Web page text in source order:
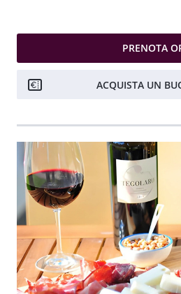
PRENOTA
ACQUISTA UN